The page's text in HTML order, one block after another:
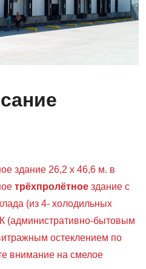
здание 26,2 х 46,6 м. в
трёхпролётное здание с
(из 4- холодильных
(административно-бытовым
остеклением по
внимание на смелое